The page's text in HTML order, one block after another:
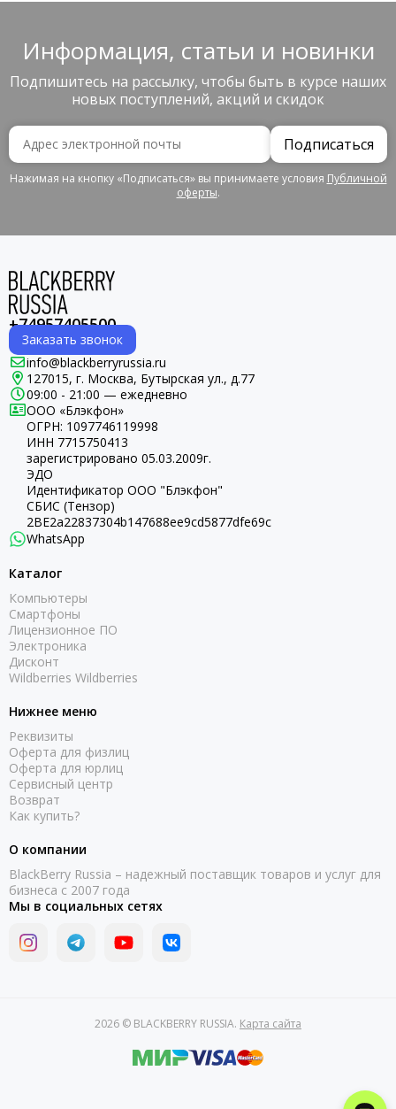
Информация, статьи и новинки
Подпишитесь на рассылку, чтобы быть в курсе наших
новых поступлений, акций и скидок
Подписаться
Нажимая на кнопку «Подписаться» вы принимаете условия Публичной
оферты.
+74957405500
Заказать звонок
info@blackberryrussia.ru
127015, г. Москва, Бутырская ул., д.77
09:00 - 21:00 — ежедневно
ООО «Блэкфон»
ОГРН: 1097746119998
ИНН 7715750413
зарегистрировано 05.03.2009г.
ЭДО
Идентификатор ООО "Блэкфон"
СБИС (Тензор)
2BE2a22837304b147688ee9cd5877dfe69c
WhatsApp
Каталог
Компьютеры
Смартфоны
Лицензионное ПО
Электроника
Дисконт
Wildberries Wildberries
Нижнее меню
Реквизиты
Оферта для физлиц
Оферта для юрлиц
Сервисный центр
Возврат
Как купить?
О компании
BlackBerry Russia – надежный поставщик товаров и услуг для
бизнеса с 2007 года
Мы в социальных сетях
2026 © BLACKBERRY RUSSIA. Карта сайта